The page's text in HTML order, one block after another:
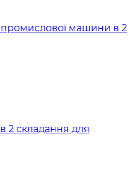
промислової машини в 2